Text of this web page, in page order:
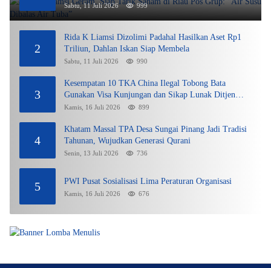
Sabtu, 11 Juli 2026 999
2
Rida K Liamsi Dizolimi Padahal Hasilkan Aset Rp1
Triliun, Dahlan Iskan Siap Membela
Sabtu, 11 Juli 2026 990
3
Kesempatan 10 TKA China Ilegal Tobong Bata
Gunakan Visa Kunjungan dan Sikap Lunak Ditjen
Imigrasi Kepri?
Kamis, 16 Juli 2026 899
4
Khatam Massal TPA Desa Sungai Pinang Jadi Tradisi
Tahunan, Wujudkan Generasi Qurani
Senin, 13 Juli 2026 736
5 PWI Pusat Sosialisasi Lima Peraturan Organisasi
Kamis, 16 Juli 2026 676